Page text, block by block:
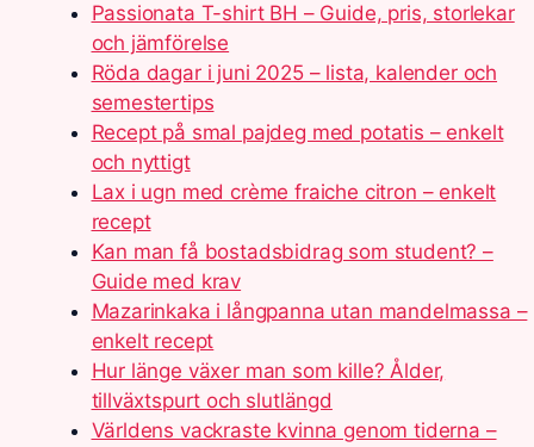
Passionata T-shirt BH – Guide, pris, storlekar
och jämförelse
Röda dagar i juni 2025 – lista, kalender och
semestertips
Recept på smal pajdeg med potatis – enkelt
och nyttigt
Lax i ugn med crème fraiche citron – enkelt
recept
Kan man få bostadsbidrag som student? –
Guide med krav
Mazarinkaka i långpanna utan mandelmassa –
enkelt recept
Hur länge växer man som kille? Ålder,
tillväxtspurt och slutlängd
Världens vackraste kvinna genom tiderna –